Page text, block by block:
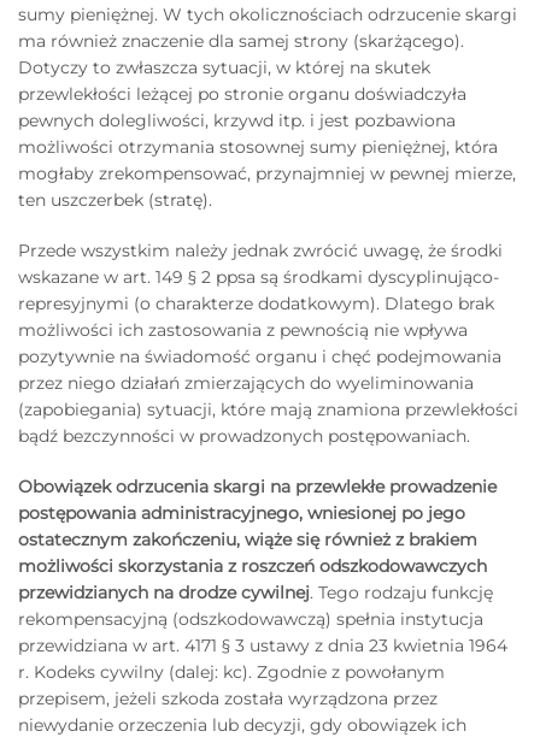
sumy pieniężnej. W tych okolicznościach odrzucenie skargi
ma również znaczenie dla samej strony (skarżącego).
Dotyczy to zwłaszcza sytuacji, w której na skutek
przewlekłości leżącej po stronie organu doświadczyła
pewnych dolegliwości, krzywd itp. i jest pozbawiona
możliwości otrzymania stosownej sumy pieniężnej, która
mogłaby zrekompensować, przynajmniej w pewnej mierze,
ten uszczerbek (stratę).
Przede wszystkim należy jednak zwrócić uwagę, że środki
wskazane w art. 149 § 2 ppsa są środkami dyscyplinująco-
represyjnymi (o charakterze dodatkowym). Dlatego brak
możliwości ich zastosowania z pewnością nie wpływa
pozytywnie na świadomość organu i chęć podejmowania
przez niego działań zmierzających do wyeliminowania
(zapobiegania) sytuacji, które mają znamiona przewlekłości
bądź bezczynności w prowadzonych postępowaniach.
Obowiązek odrzucenia skargi na przewlekłe prowadzenie
postępowania administracyjnego, wniesionej po jego
ostatecznym zakończeniu, wiąże się również z brakiem
możliwości skorzystania z roszczeń odszkodowawczych
przewidzianych na drodze cywilnej. Tego rodzaju funkcję
rekompensacyjną (odszkodowawczą) spełnia instytucja
przewidziana w art. 4171 § 3 ustawy z dnia 23 kwietnia 1964
r. Kodeks cywilny (dalej: kc). Zgodnie z powołanym
przepisem, jeżeli szkoda została wyrządzona przez
niewydanie orzeczenia lub decyzji, gdy obowiązek ich